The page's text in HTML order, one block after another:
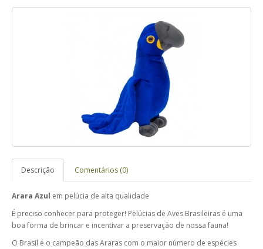
Descrição Comentários (0)
Arara Azul em pelúcia de alta qualidade
É preciso conhecer para proteger! Pelúcias de Aves Brasileiras é uma
boa forma de brincar e incentivar a preservação de nossa fauna!
O Brasil é o campeão das Araras com o maior número de espécies